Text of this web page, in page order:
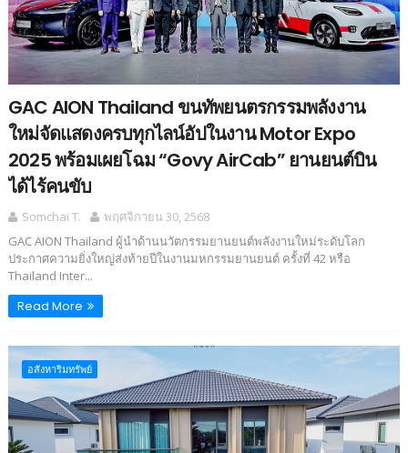
GAC AION Thailand ขนทัพยนตรกรรมพลังงาน
ใหม่จัดแสดงครบทุกไลน์อัปในงาน Motor Expo
2025 พร้อมเผยโฉม “Govy AirCab” ยานยนต์บิน
ได้ไร้คนขับ
Somchai T.
พฤศจิกายน 30, 2568
GAC AION Thailand ผู้นำด้านนวัตกรรมยานยนต์พลังงานใหม่ระดับโลก
ประกาศความยิ่งใหญ่ส่งท้ายปีในงานมหกรรมยานยนต์ ครั้งที่ 42 หรือ
Thailand Inter...
Read More
อสังหาริมทรัพย์